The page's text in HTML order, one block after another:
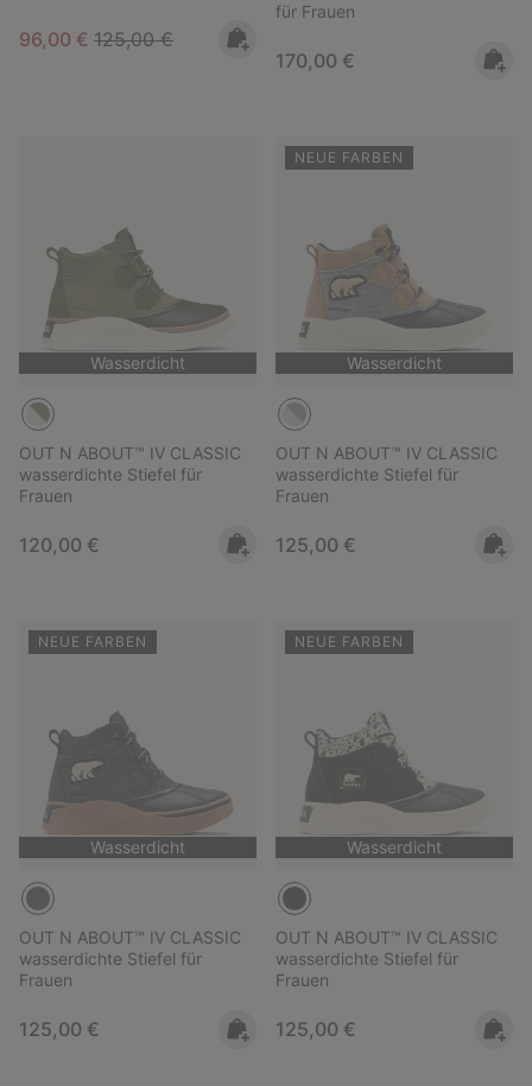
Sale price:
96,00 € Regular price:
125,00 €
für Frauen
Regular price:
170,00 €
Wasserdicht
OUT N ABOUT™ IV CLASSIC
wasserdichte Stiefel für
Frauen
Regular price:
120,00 €
NEUE FARBEN
Wasserdicht
OUT N ABOUT™ IV CLASSIC
wasserdichte Stiefel für
Frauen
Regular price:
125,00 €
NEUE FARBEN
Wasserdicht
OUT N ABOUT™ IV CLASSIC
wasserdichte Stiefel für
Frauen
Regular price:
125,00 €
NEUE FARBEN
Wasserdicht
OUT N ABOUT™ IV CLASSIC
wasserdichte Stiefel für
Frauen
Regular price:
125,00 €